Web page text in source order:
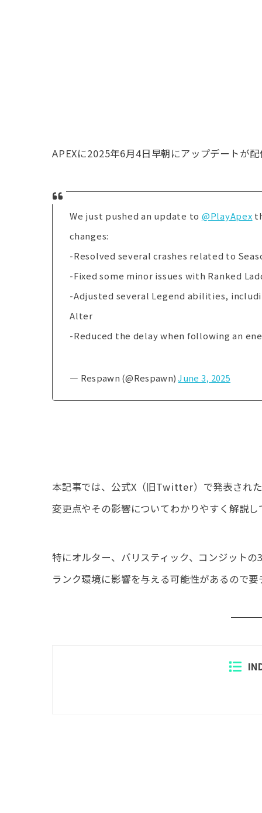
APEXに2025年6月4日早朝にアップデートが配
We just pushed an update to @PlayApex
changes:
-Resolved several crashes related to
-Fixed some minor issues with Ranked
-Adjusted several Legend abilities,
Alter
-Reduced the delay when following an
— Respawn (@Respawn)June 3, 2025
本記事では、公式X（旧Twitter）で発表された
変更点やその影響についてわかりやすく解説し
特にオルター、バリスティック、コンジットの
ランク環境に影響を与える可能性があるので要